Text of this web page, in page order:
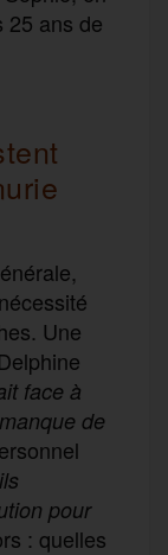
25 ans de
Une
face à
de
pour
: quelles